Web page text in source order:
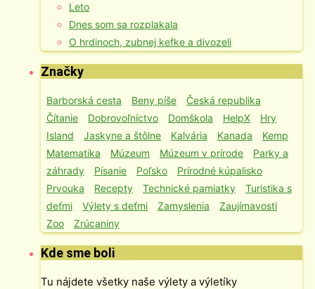
Leto
Dnes som sa rozplakala
O hrdinoch, zubnej kefke a divozeli
Značky
Barborská cesta Beny píše
Česká republika
Čítanie
Dobrovoľníctvo Domškola HelpX
Hry
Island
Jaskyne a štôlne Kalvária Kanada
Kemp
Matematika
Múzeum Múzeum v prírode
Parky a
záhrady
Písanie Poľsko
Prírodné kúpalisko
Prvouka
Recepty Technické pamiatky
Turistika s
deťmi
Výlety s deťmi Zamyslenia
Zaujímavosti
Zoo
Zrúcaniny
Kde sme boli
Tu nájdete všetky naše výlety a výletíky